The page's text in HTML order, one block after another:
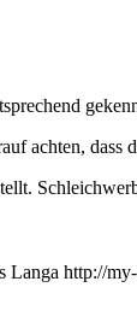
achten, dass
Langa http://